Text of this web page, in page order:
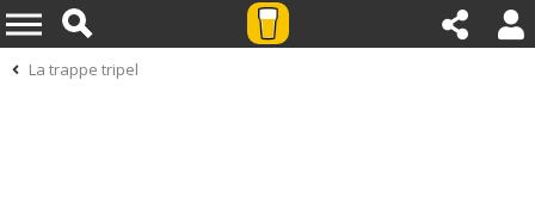
La trappe tripel